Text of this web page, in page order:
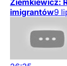
Ziemkiewicz:
imigrantów9